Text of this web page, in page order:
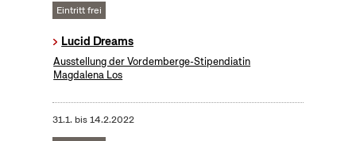
Eintritt frei
Lucid Dreams
Ausstellung der Vordemberge-Stipendiatin
Magdalena Los
31.1. bis14.2.2022